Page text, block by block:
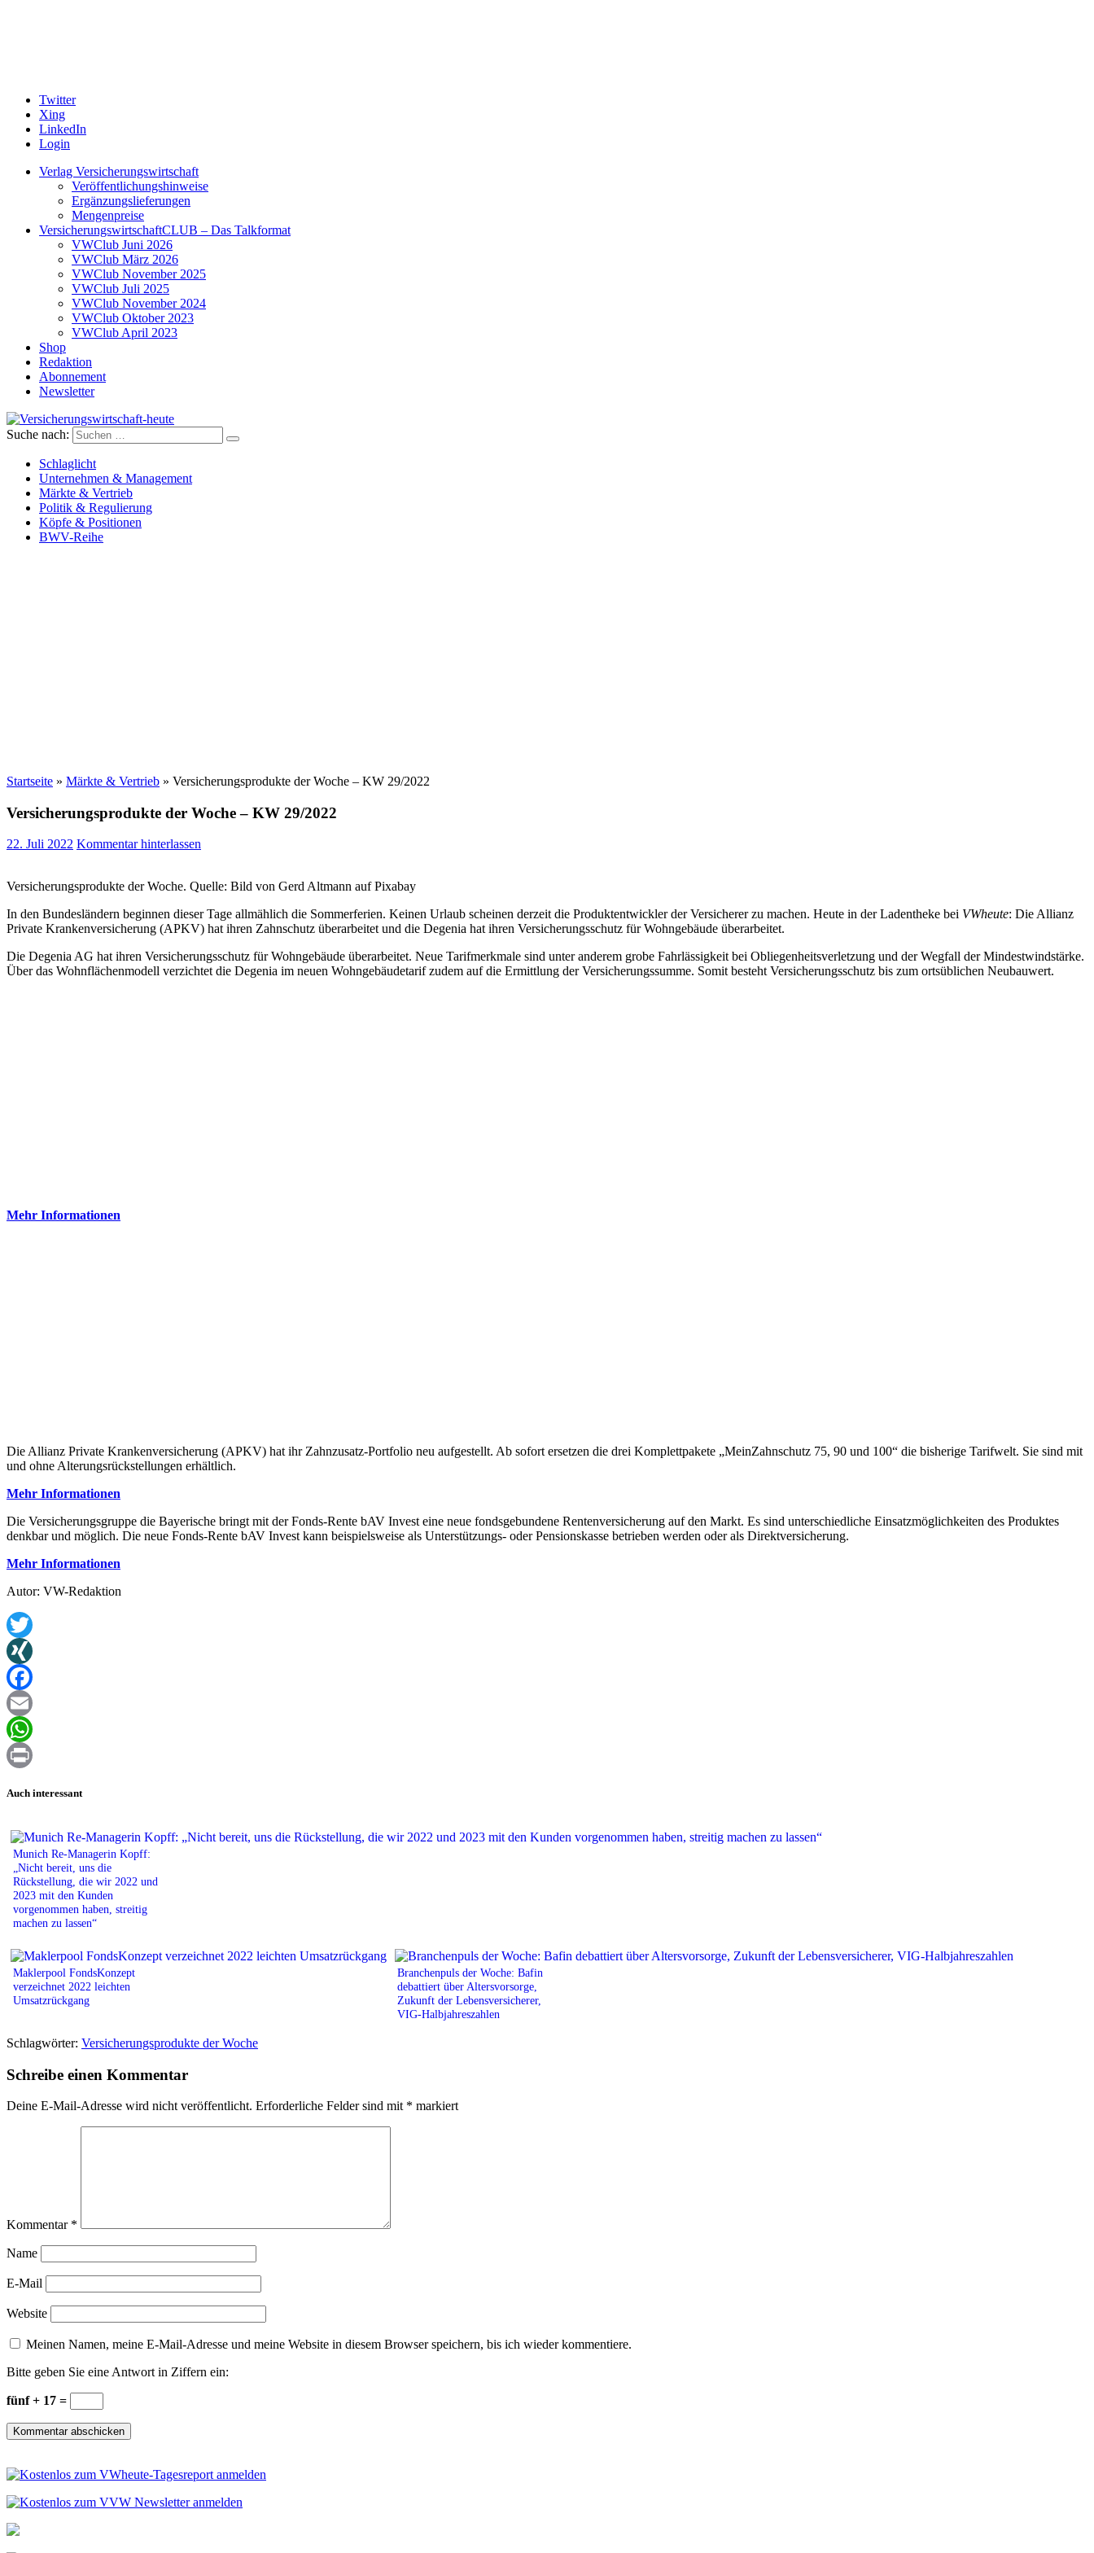
Twitter
Xing
LinkedIn
Login
Verlag Versicherungswirtschaft
Veröffentlichungshinweise
Ergänzungslieferungen
Mengenpreise
VersicherungswirtschaftCLUB – Das Talkformat
VWClub Juni 2026
VWClub März 2026
VWClub November 2025
VWClub Juli 2025
VWClub November 2024
VWClub Oktober 2023
VWClub April 2023
Shop
Redaktion
Abonnement
Newsletter
Versicherungswirtschaft-heute
Suche nach:
Schlaglicht
Unternehmen & Management
Märkte & Vertrieb
Politik & Regulierung
Köpfe & Positionen
BWV-Reihe
Startseite » Märkte & Vertrieb » Versicherungsprodukte der Woche – KW 29/2022
Versicherungsprodukte der Woche – KW 29/2022
22. Juli 2022 Kommentar hinterlassen
Versicherungsprodukte der Woche. Quelle: Bild von Gerd Altmann auf Pixabay
In den Bundesländern beginnen dieser Tage allmählich die Sommerferien. Keinen Urlaub scheinen derzeit die Produktentwickler der Versicherer zu machen. Heute in der Ladentheke bei VWheute: Die Allianz
Private Krankenversicherung (APKV) hat ihren Zahnschutz überarbeitet und die Degenia hat ihren Versicherungsschutz für Wohngebäude überarbeitet.
Die Degenia AG hat ihren Versicherungsschutz für Wohngebäude überarbeitet. Neue Tarifmerkmale sind unter anderem grobe Fahrlässigkeit bei Obliegenheitsverletzung und der Wegfall der Mindestwindstärke.
Über das Wohnflächenmodell verzichtet die Degenia im neuen Wohngebäudetarif zudem auf die Ermittlung der Versicherungssumme. Somit besteht Versicherungsschutz bis zum ortsüblichen Neubauwert.
Mehr Informationen
Die Allianz Private Krankenversicherung (APKV) hat ihr Zahnzusatz-Portfolio neu aufgestellt. Ab sofort ersetzen die drei Komplettpakete „MeinZahnschutz 75, 90 und 100“ die bisherige Tarifwelt. Sie sind mit
und ohne Alterungsrückstellungen erhältlich.
Mehr Informationen
Die Versicherungsgruppe die Bayerische bringt mit der Fonds-Rente bAV Invest eine neue fondsgebundene Rentenversicherung auf den Markt. Es sind unterschiedliche Einsatzmöglichkeiten des Produktes
denkbar und möglich. Die neue Fonds-Rente bAV Invest kann beispielsweise als Unterstützungs- oder Pensionskasse betrieben werden oder als Direktversicherung.
Mehr Informationen
Autor: VW-Redaktion
Twitter
XING
Facebook
Email
WhatsApp
Auch interessant
Munich Re-Managerin Kopff:
„Nicht bereit, uns die
Rückstellung, die wir 2022 und
2023 mit den Kunden
vorgenommen haben, streitig
machen zu lassen“
Maklerpool FondsKonzept
verzeichnet 2022 leichten
Umsatzrückgang
Branchenpuls der Woche: Bafin
debattiert über Altersvorsorge,
Zukunft der Lebensversicherer,
VIG-Halbjahreszahlen
Schlagwörter: Versicherungsprodukte der Woche
Schreibe einen Kommentar
Deine E-Mail-Adresse wird nicht veröffentlicht. Erforderliche Felder sind mit * markiert
Kommentar *
Name
E-Mail
Website
Meinen Namen, meine E-Mail-Adresse und meine Website in diesem Browser speichern, bis ich wieder kommentiere.
Bitte geben Sie eine Antwort in Ziffern ein:
fünf + 17 =